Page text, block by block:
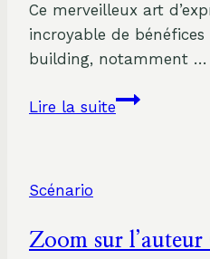
Ce merveilleux art
incroyable de
building, notamment …
Lire la suiteDécouvrez
un
Scénario
Zoom sur